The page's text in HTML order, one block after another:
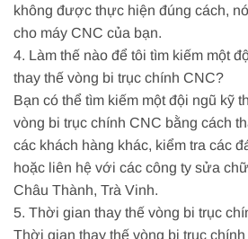
không được thực hiện đúng cách,
cho máy CNC của bạn.
4. Làm thế nào để tôi tìm kiếm một
thay thế vòng bi trục chính CNC?
Bạn có thể tìm kiếm một đội ngũ kỹ
vòng bi trục chính CNC bằng cách
các khách hàng khác, kiểm tra các
hoặc liên hệ với các công ty sửa
Châu Thành, Trà Vinh.
5. Thời gian thay thế vòng bi trục
Thời gian thay thế vòng bi trục